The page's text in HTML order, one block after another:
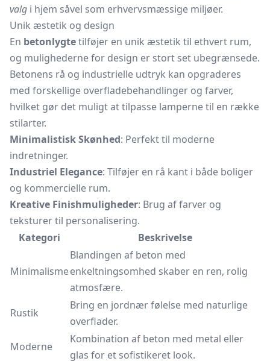
valg i hjem såvel som erhvervsmæssige miljøer.
Unik æstetik og design
En betonlygtetilføjer en unik æstetik til ethvert rum,
og mulighederne for design er stort set ubegrænsede.
Betonens rå og industrielle udtryk kan opgraderes
med forskellige overfladebehandlinger og farver,
hvilket gør det muligt at tilpasse lamperne til en række
stilarter.
Minimalistisk Skønhed: Perfekt til moderne
indretninger.
Industriel Elegance: Tilføjer en rå kant i både boliger
og kommercielle rum.
Kreative Finishmuligheder: Brug af farver og
teksturer til personalisering.
Kategori
Beskrivelse
Minimalisme
Blandingen af beton med
enkeltningsomhed skaber en ren, rolig
atmosfære.
Rustik
Bring en jordnær følelse med naturlige
overflader.
Moderne
Kombination af beton med metal eller
glas for et sofistikeret look.